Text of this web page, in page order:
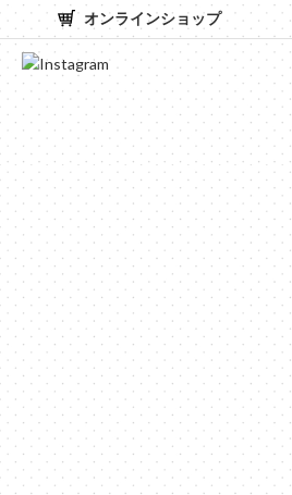
オンラインショップ